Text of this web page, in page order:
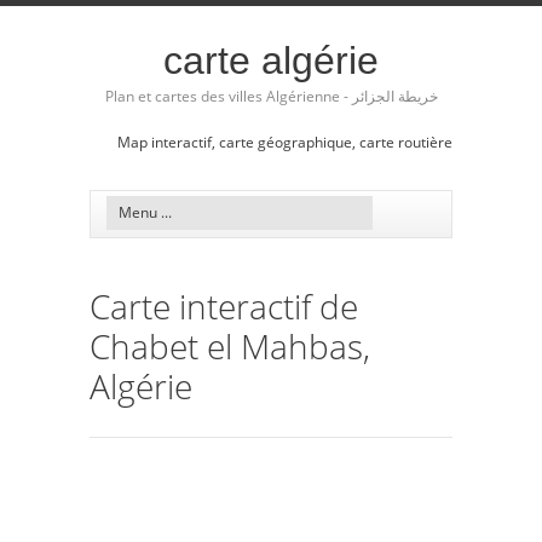
carte algérie
Plan et cartes des villes Algérienne - خريطة الجزائر
Map interactif, carte géographique, carte routière
Carte interactif de
Chabet el Mahbas,
Algérie